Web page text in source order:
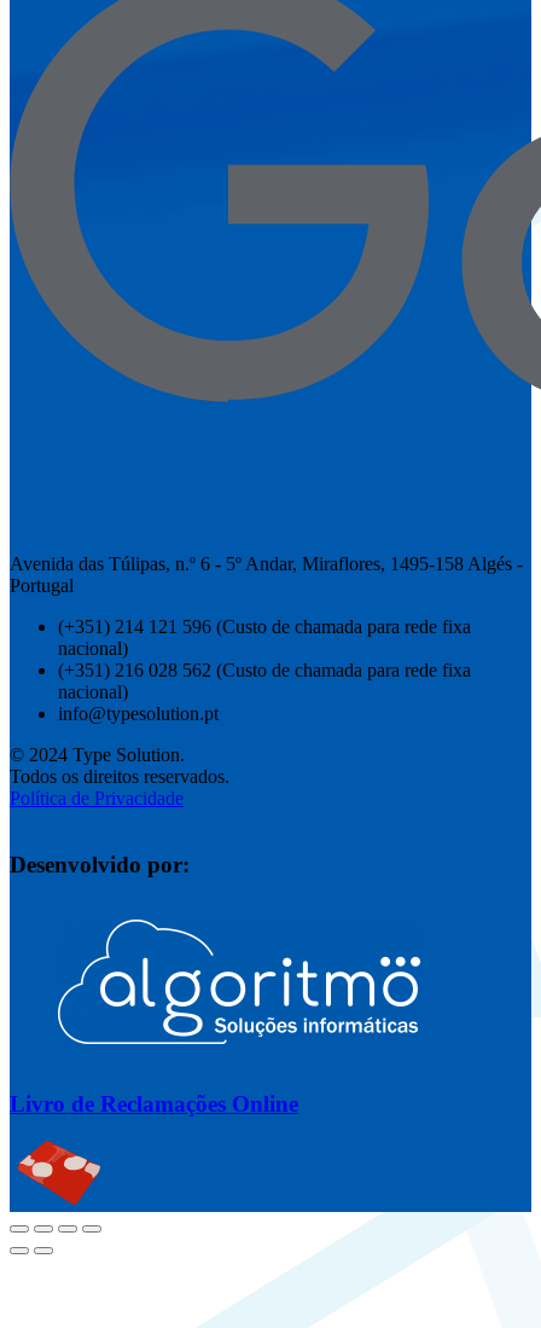
Avenida das Túlipas, n.º 6 - 5º Andar, Miraflores, 1495-158 Algés -
Portugal
(+351) 214 121 596 (Custo de chamada para rede fixa
nacional)
(+351) 216 028 562 (Custo de chamada para rede fixa
nacional)
info@typesolution.pt
© 2024 Type Solution.
Todos os direitos reservados.
Política de Privacidade
Desenvolvido por:
Livro de Reclamações Online